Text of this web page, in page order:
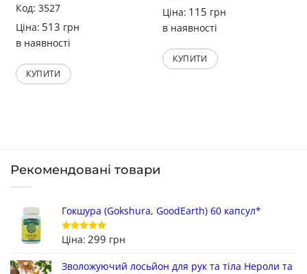
Код: 3527
Ціна: 513 грн
в наявності
КУПИТИ
Ціна: 115 грн
в наявності
КУПИТИ
Рекомендовані товари
Гокшура (Gokshura, GoodEarth) 60 капсул*
Оцінено в
з 5
Ціна: 299 грн
Зволожуючий лосьйон для рук та тіла Нероли та